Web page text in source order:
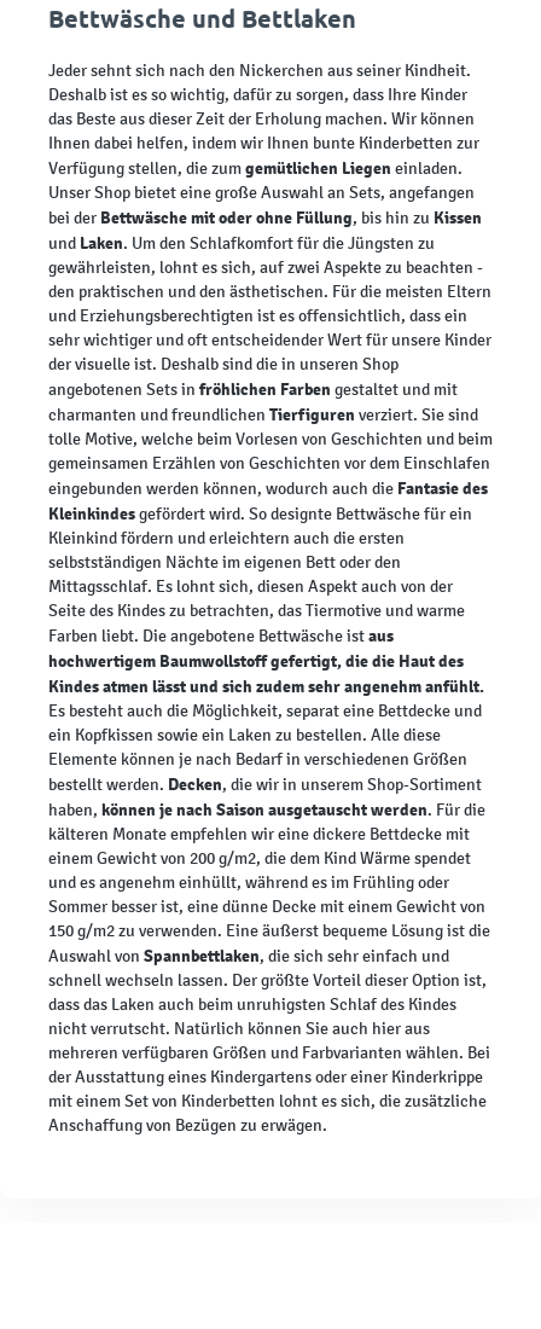
Bettwäsche und Bettlaken
Jeder sehnt sich nach den Nickerchen aus seiner Kindheit.
Deshalb ist es so wichtig, dafür zu sorgen, dass Ihre Kinder
das Beste aus dieser Zeit der Erholung machen. Wir können
Ihnen dabei helfen, indem wir Ihnen bunte Kinderbetten zur
Verfügung stellen, die zumgemütlichen Liegen einladen.
Unser Shop bietet eine große Auswahl an Sets, angefangen
bei der Bettwäsche mit oder ohne Füllung, bis hin zu Kissen
und Laken. Um den Schlafkomfort für die Jüngsten zu
gewährleisten, lohnt es sich, auf zwei Aspekte zu beachten -
den praktischen und den ästhetischen. Für die meisten Eltern
und Erziehungsberechtigten ist es offensichtlich, dass ein
sehr wichtiger und oft entscheidender Wert für unsere Kinder
der visuelle ist. Deshalb sind die in unseren Shop
angebotenen Sets in fröhlichen Farben gestaltet und mit
charmanten und freundlichen Tierfiguren verziert. Sie sind
tolle Motive, welche beim Vorlesen von Geschichten und beim
gemeinsamen Erzählen von Geschichten vor dem Einschlafen
eingebunden werden können, wodurch auch die Fantasie des
Kleinkindesgefördert wird. So designte Bettwäsche für ein
Kleinkind fördern und erleichtern auch die ersten
selbstständigen Nächte im eigenen Bett oder den
Mittagsschlaf. Es lohnt sich, diesen Aspekt auch von der
Seite des Kindes zu betrachten, das Tiermotive und warme
Farben liebt. Die angebotene Bettwäsche istaus
hochwertigem Baumwollstoff gefertigt, die die Haut des
Kindes atmen lässt und sich zudem sehr angenehm anfühlt.
Es besteht auch die Möglichkeit, separat eine Bettdecke und
ein Kopfkissen sowie ein Laken zu bestellen. Alle diese
Elemente können je nach Bedarf in verschiedenen Größen
bestellt werden. Decken, die wir in unserem Shop-Sortiment
haben, können je nach Saison ausgetauscht werden. Für die
kälteren Monate empfehlen wir eine dickere Bettdecke mit
einem Gewicht von 200 g/m2, die dem Kind Wärme spendet
und es angenehm einhüllt, während es im Frühling oder
Sommer besser ist, eine dünne Decke mit einem Gewicht von
150 g/m2 zu verwenden. Eine äußerst bequeme Lösung ist die
Auswahl von Spannbettlaken, die sich sehr einfach und
schnell wechseln lassen. Der größte Vorteil dieser Option ist,
dass das Laken auch beim unruhigsten Schlaf des Kindes
nicht verrutscht. Natürlich können Sie auch hier aus
mehreren verfügbaren Größen und Farbvarianten wählen. Bei
der Ausstattung eines Kindergartens oder einer Kinderkrippe
mit einem Set von Kinderbetten lohnt es sich, die zusätzliche
Anschaffung von Bezügen zu erwägen.